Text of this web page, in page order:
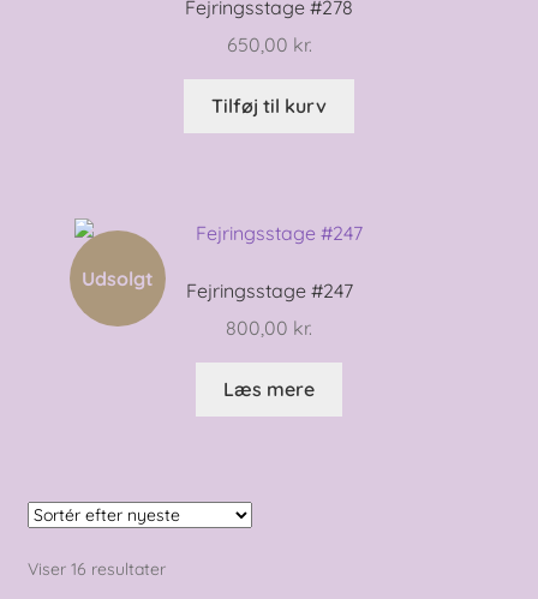
Fejringsstage #278
650,00 kr.
Tilføj til kurv
Fejringsstage #247
800,00 kr.
Læs mere
Udsolgt
Viser 16 resultaterSorteret